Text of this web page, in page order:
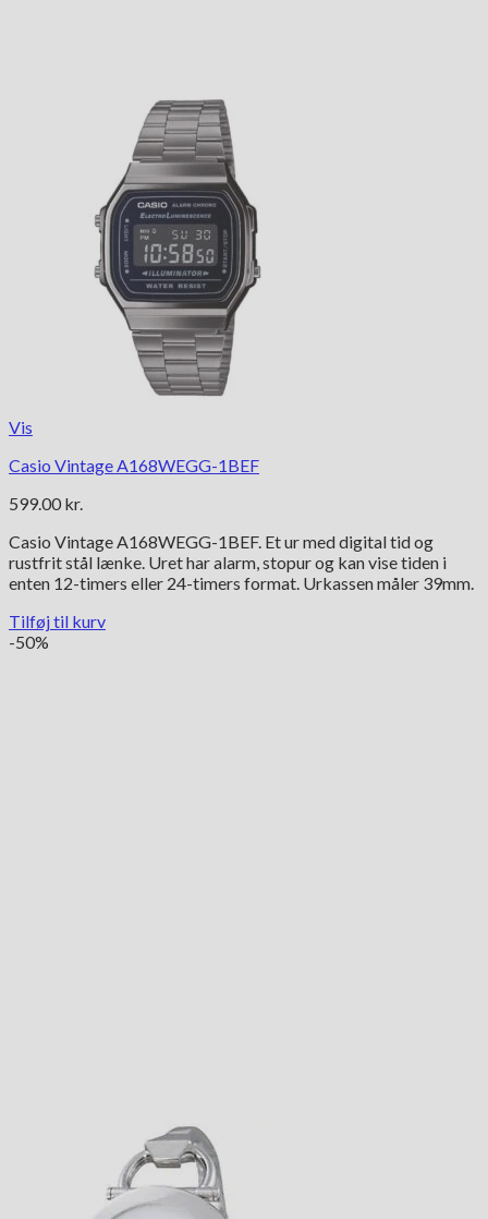
Vis
Casio Vintage A168WEGG-1BEF
599.00 kr.
Casio Vintage A168WEGG-1BEF. Et ur med digital tid og
rustfrit stål lænke. Uret har alarm, stopur og kan vise tiden i
enten 12-timers eller 24-timers format. Urkassen måler 39mm.
Tilføj til kurv
-50%